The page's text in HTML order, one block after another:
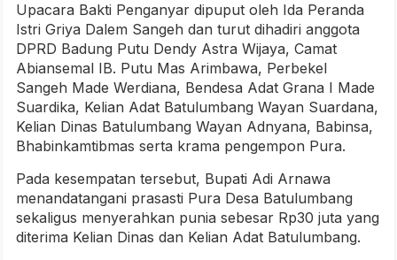
Upacara Bakti Penganyar dipuput oleh Ida Peranda
Istri Griya Dalem Sangeh dan turut dihadiri anggota
DPRD Badung Putu Dendy Astra Wijaya, Camat
Abiansemal IB. Putu Mas Arimbawa, Perbekel
Sangeh Made Werdiana, Bendesa Adat Grana I Made
Suardika, Kelian Adat Batulumbang Wayan Suardana,
Kelian Dinas Batulumbang Wayan Adnyana, Babinsa,
Bhabinkamtibmas serta krama pengempon Pura.
Pada kesempatan tersebut, Bupati Adi Arnawa
menandatangani prasasti Pura Desa Batulumbang
sekaligus menyerahkan punia sebesar Rp30 juta yang
diterima Kelian Dinas dan Kelian Adat Batulumbang.